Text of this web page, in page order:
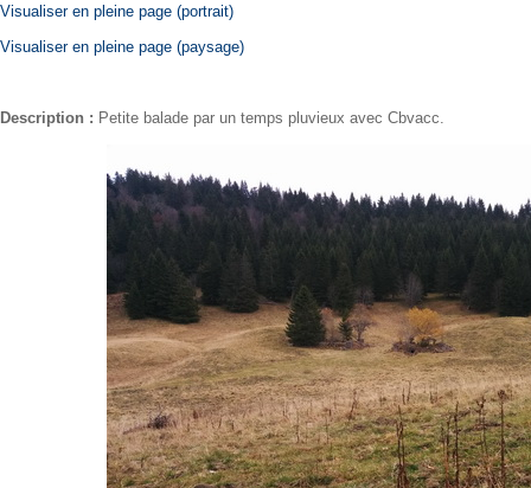
Visualiser en pleine page (portrait)
Visualiser en pleine page (paysage)
Description : Petite balade par un temps pluvieux avec Cbvacc.